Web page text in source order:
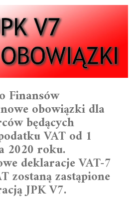
Finansów
obowiązki dla
będących
VAT od 1
2020 roku.
deklaracje VAT-7
zostaną zastąpione
JPK V7.